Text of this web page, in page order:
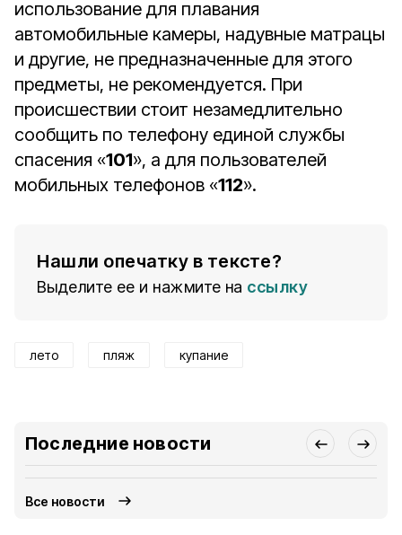
использование для плавания
автомобильные камеры, надувные матрацы
и другие, не предназначенные для этого
предметы, не рекомендуется. При
происшествии стоит незамедлительно
сообщить по телефону единой службы
спасения «101», а для пользователей
мобильных телефонов «112».
Нашли опечатку в тексте?
Выделите ее и нажмите на ссылку
лето пляж купание
Последние новости
Все новости